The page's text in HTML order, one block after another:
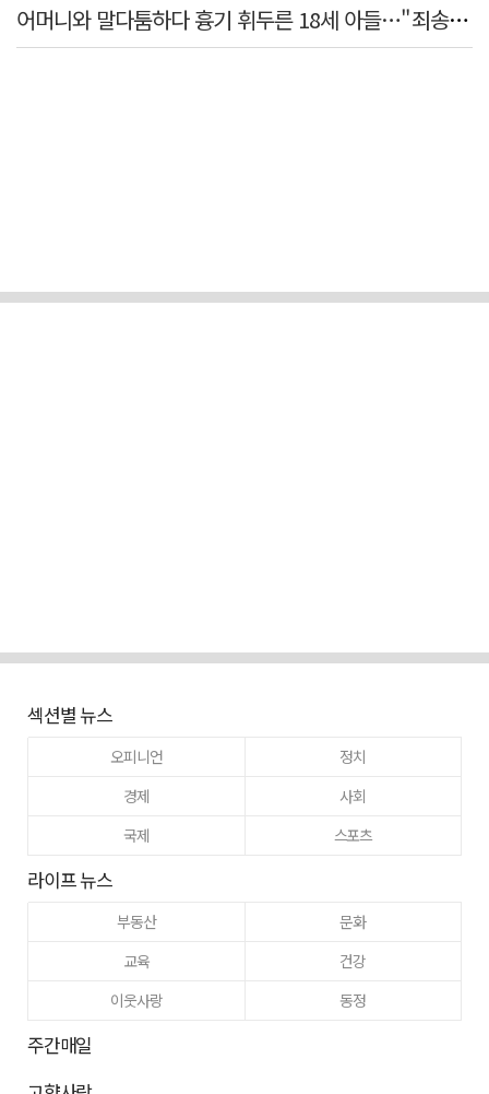
어머니와 말다툼하다 흉기 휘두른 18세 아들…"죄송하지 않나" 묻자 침묵
섹션별 뉴스
오피니언
정치
경제
사회
국제
스포츠
라이프 뉴스
부동산
문화
교육
건강
이웃사랑
동정
주간매일